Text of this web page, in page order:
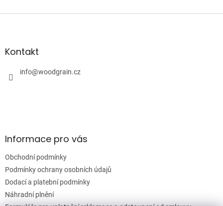
v
Z
aKontakt
info@woodgrain.cz
Informace pro vás
Obchodní podmínky
Podmínky ochrany osobních údajů
Dodací a platební podmínky
Náhradní plnění